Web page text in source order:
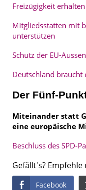
Freizügigkeit
Mitgliedsstatten mit
unterstützen
Schutz der EU-
Deutschland braucht
Der Fünf-
Miteinander statt
eine europäische
Beschluss des SPD-
Gefällt's? Empfehle
Facebook